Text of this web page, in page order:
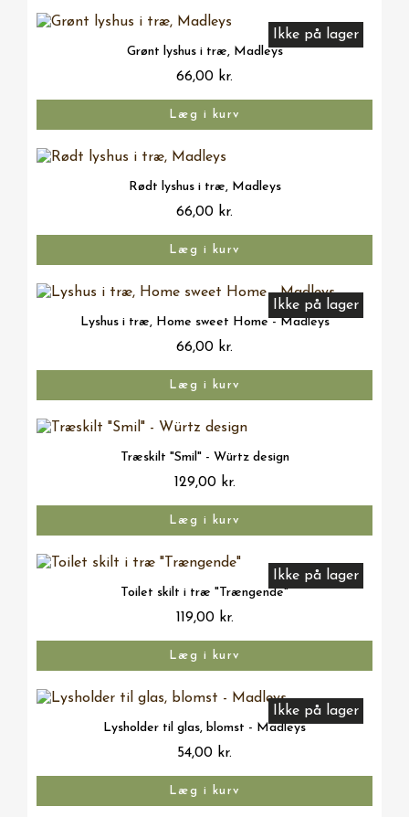
Vis her
Ikke på lager
Grønt lyshus i træ, Madleys
66,00 kr.
Læg i kurv
Vis her
Rødt lyshus i træ, Madleys
66,00 kr.
Læg i kurv
Vis her
Ikke på lager
Lyshus i træ, Home sweet Home - Madleys
66,00 kr.
Læg i kurv
Vis her
Træskilt "Smil" - Würtz design
129,00 kr.
Læg i kurv
Vis her
Ikke på lager
Toilet skilt i træ "Trængende"
119,00 kr.
Læg i kurv
Vis her
Ikke på lager
Lysholder til glas, blomst - Madleys
54,00 kr.
Læg i kurv